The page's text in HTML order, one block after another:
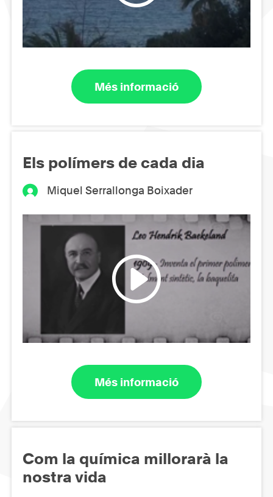
Més informació
Els polímers de cada dia
Miquel Serrallonga Boixader
Més informació
Com la química millorarà la
nostra vida